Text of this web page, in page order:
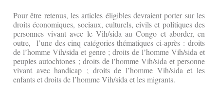
Pour être retenus, les articles éligibles devraient porter sur les
droits économiques, sociaux, culturels, civils et politiques des
personnes vivant avec le Vih/sida au Congo et aborder, en
outre, l’une des cinq catégories thématiques ci-après : droits
de l’homme Vih/sida et genre ; droits de l’homme Vih/sida et
peuples autochtones ; droits de l’homme Vih/sida et personne
vivant avec handicap ; droits de l’homme Vih/sida et les
enfants et droits de l’homme Vih/sida et les migrants.